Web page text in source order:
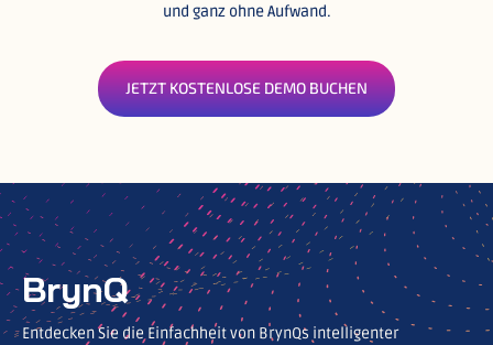
und ganz ohne Aufwand.
JETZT KOSTENLOSE DEMO BUCHEN
BrynQ
Entdecken Sie die Einfachheit von BrynQs intelligenter